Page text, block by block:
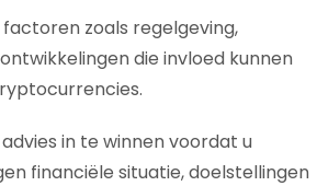
zoals regelgeving,
die invloed kunnen
in te winnen voordat u
financiële situatie, doelstellingen